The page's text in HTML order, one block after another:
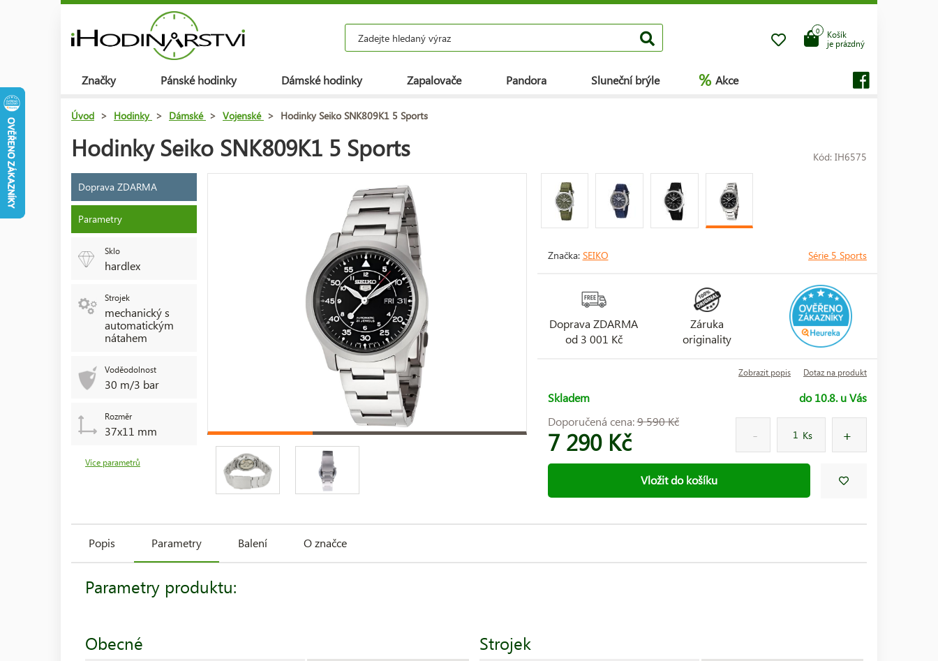
Košík
je prázdný
0
Značky Pánské hodinky Dámské hodinky Zapalovače Pandora Sluneční brýle % Akce
Úvod > Hodinky > Dámské > Vojenské > Hodinky Seiko SNK809K1 5 Sports
Hodinky Seiko SNK809K1 5 Sports Kód: IH6575
Doprava ZDARMA
Parametry
Sklo
hardlex
Strojek
mechanický s
automatickým
nátahem
Voděodolnost
30 m/3 bar
Rozměr
37x11 mm
Více parametrů
Značka: SEIKO Série 5 Sports
Doprava ZDARMA
od 3 001 Kč
Záruka
originality
Zobrazit popis Dotaz na produkt
Skladem
do 10.8. u Vás
Doporučená cena:9 590 Kč
7 290 Kč Ks
Vložit do košíku
Popis Parametry Balení O značce
Parametry produktu:
Obecné Strojek